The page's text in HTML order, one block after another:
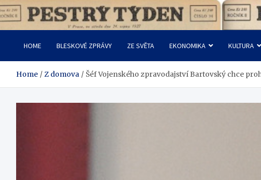
Skip
to
Pestrý Týden
HOME BLESKOVÉ ZPRÁVY ZE SVĚTA EKONOMIKA KULTURA
Home Z domova Šéf Vojenského zpravodajství Bartovský chce